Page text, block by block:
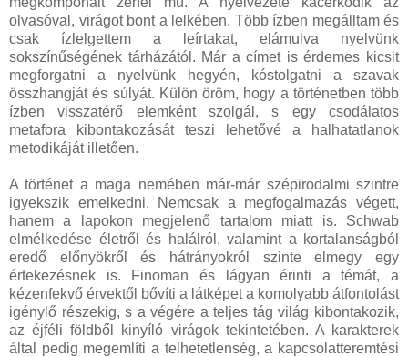
olvasóval, virágot bont a lelkében. Több ízben megálltam és
csak ízlelgettem a leírtakat, elámulva nyelvünk
sokszínűségének tárházától. Már a címet is érdemes kicsit
megforgatni a nyelvünk hegyén, kóstolgatni a szavak
összhangját és súlyát. Külön öröm, hogy a történetben több
ízben visszatérő elemként szolgál, s egy csodálatos
metafora kibontakozását teszi lehetővé a halhatatlanok
metodikáját illetően.
A történet a maga nemében már-már szépirodalmi szintre
igyekszik emelkedni. Nemcsak a megfogalmazás végett,
hanem a lapokon megjelenő tartalom miatt is. Schwab
elmélkedése életről és halálról, valamint a kortalanságból
eredő előnyökről és hátrányokról szinte elmegy egy
értekezésnek is. Finoman és lágyan érinti a témát, a
kézenfekvő érvektől bővíti a látképet a komolyabb átfontolást
igénylő részekig, s a végére a teljes tág világ kibontakozik,
az éjféli földből kinyíló virágok tekintetében. A karakterek
által pedig megemlíti a telhetetlenség, a kapcsolatteremtési